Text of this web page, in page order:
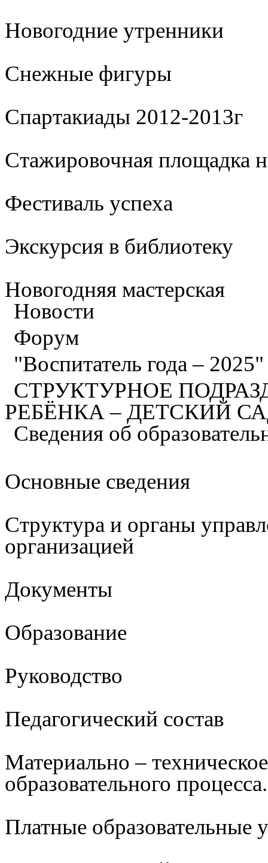
Новогодние утренники
Cнежные фигуры
Спартакиады 2012-2013г
Стажировочная
Фестиваль успеха
Экскурсия в библиотеку
Новогодняя мастерская
Новости
Форум
"Воспитатель года –
СТРУКТУРНОЕ
РЕБЁНКА – ДЕТСКИЙ
Сведения об
Основные сведения
Структура и органы
организацией
Документы
Образование
Руководство
Педагогический состав
Материально –
образовательного
Платные образовательные